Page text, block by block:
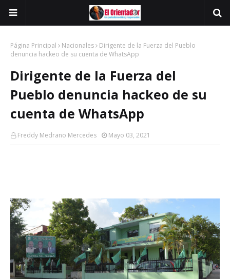
Página Principal Nacionales
Dirigente de la Fuerza del Pueblo
denuncia hackeo de su cuenta de WhatsApp
Dirigente de la Fuerza del
Pueblo denuncia hackeo de su
cuenta de WhatsApp
Freddy Medrano Mercedes Mayo 03, 2021